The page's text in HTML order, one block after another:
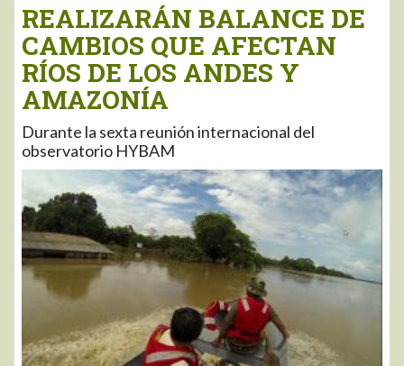
REALIZARÁN BALANCE DE
CAMBIOS QUE AFECTAN
RÍOS DE LOS ANDES Y
AMAZONÍA
Durante la sexta reunión internacional del
observatorio HYBAM